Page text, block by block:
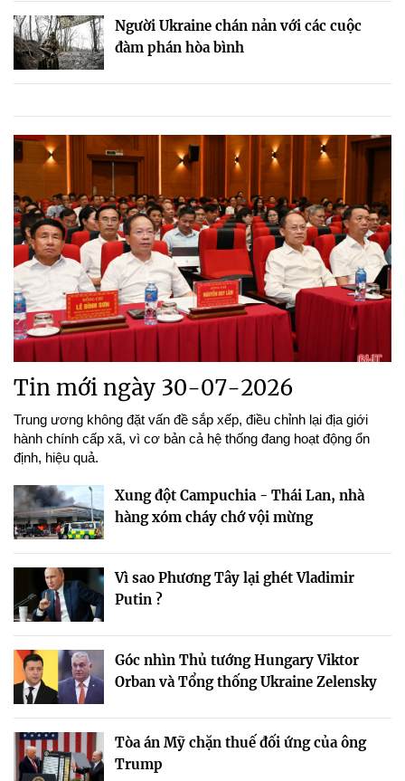
Người Ukraine chán nản với các cuộc
đàm phán hòa bình
Tin mới ngày 30-07-2026
Trung ương không đặt vấn đề sắp xếp, điều chỉnh lại địa giới
hành chính cấp xã, vì cơ bản cả hệ thống đang hoạt động ổn
định, hiệu quả.
Xung đột Campuchia - Thái Lan, nhà
hàng xóm cháy chớ vội mừng
Vì sao Phương Tây lại ghét Vladimir
Putin ?
Góc nhìn Thủ tướng Hungary Viktor
Orban và Tổng thống Ukraine Zelensky
Tòa án Mỹ chặn thuế đối ứng của ông
Trump